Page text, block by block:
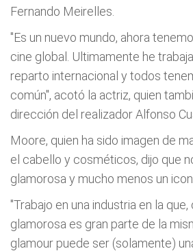
Fernando Meirelles.
"Es un nuevo mundo, ahora
cine global. Ultimamente he
reparto internacional y todos
común", acotó la actriz, quien
dirección del realizador Alfonso
Moore, quien ha sido imagen de
el cabello y cosméticos, dijo que
glamorosa y mucho menos un
"Trabajo en una industria en la
glamorosa es gran parte de la
glamour puede ser (solamente)